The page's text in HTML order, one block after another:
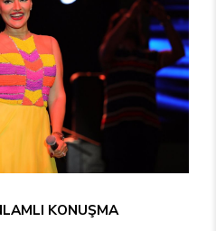
KONUŞMA